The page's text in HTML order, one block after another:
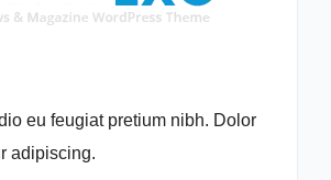
eu feugiat pretium nibh. Dolor
adipiscing.